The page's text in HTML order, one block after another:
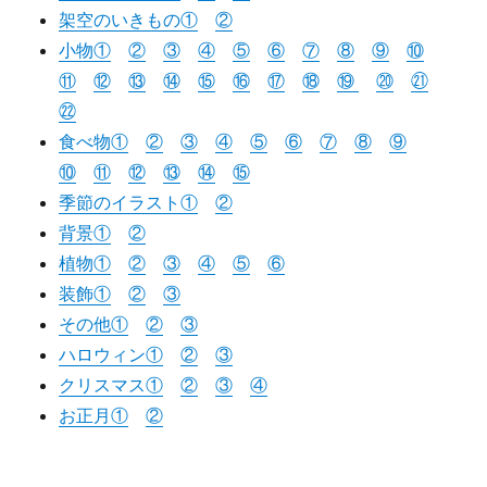
架空のいきもの①
②
小物①
② ③ ④ ⑤ ⑥ ⑦ ⑧ ⑨
⑩
⑪
⑫ ⑬ ⑭ ⑮ ⑯ ⑰ ⑱ ⑲ ⑳
㉑
㉒
食べ物①
② ③ ④ ⑤ ⑥ ⑦ ⑧
⑨
⑩
⑪ ⑫ ⑬ ⑭
⑮
季節のイラスト①
②
背景①
②
植物①
② ③ ④ ⑤
⑥
装飾①
②
③
その他①
②
③
ハロウィン①
②
③
クリスマス①
② ③
④
お正月①
②